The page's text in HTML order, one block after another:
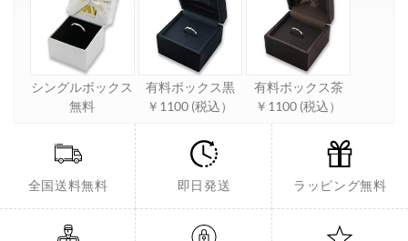
シングルボックス
無料
有料ボックス黒
￥1100 (税込）
有料ボックス茶
￥1100 (税込）
全国送料無料 即日発送 ラッピング無料